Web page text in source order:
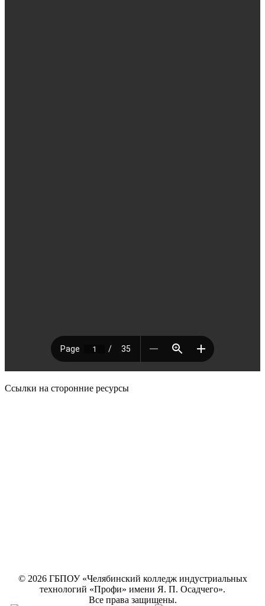
Ссылки на сторонние ресурсы
© 2026 ГБПОУ «Челябинский колледж индустриальных
технологий «Профи» имени Я. П. Осадчего».
Все права защищены.